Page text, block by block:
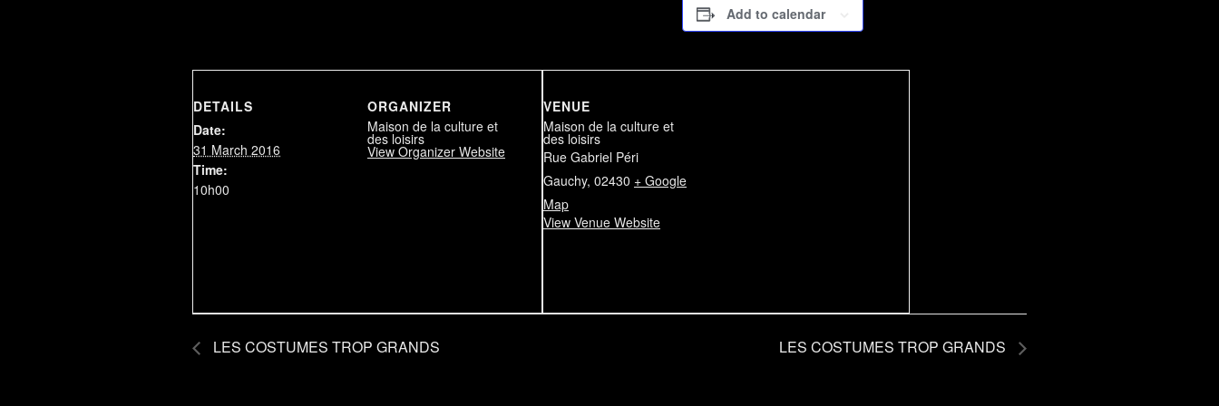
Add to calendar
DETAILS
Date:
31 March 2016
Time:
10h00
ORGANIZER
Maison de la culture et
des loisirs
View Organizer Website
VENUE
Maison de la culture et
des loisirs
Rue Gabriel Péri
Gauchy, 02430 + Google
Map
View Venue Website
LES COSTUMES TROP GRANDS LES COSTUMES TROP GRANDS